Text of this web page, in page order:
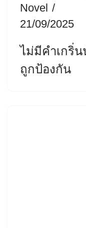
Novel
21/09/2025
ไม่มีคำเกริ่น
ถูกป้องกัน